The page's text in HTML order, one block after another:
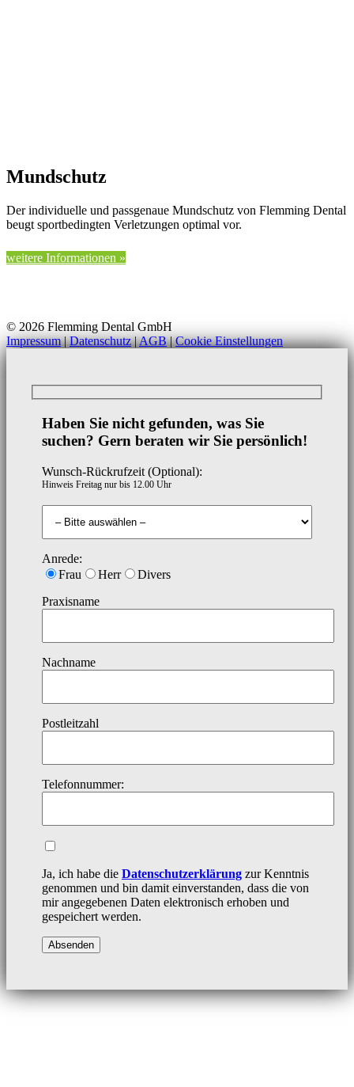
Mundschutz
Der individuelle und passgenaue Mundschutz von Flemming Dental
beugt sportbedingten Verletzungen optimal vor.
weitere Informationen »
© 2026 Flemming Dental GmbH
Impressum|Datenschutz|AGB|Cookie Einstellungen
Haben Sie nicht gefunden, was Sie
suchen? Gern beraten wir Sie persönlich!
Wunsch-Rückrufzeit (Optional):
Hinweis Freitag nur bis 12.00 Uhr
Anrede:
Frau
Herr
Divers
Praxisname
Nachname
Postleitzahl
Telefonnummer:
Ja, ich habe die Datenschutzerklärung zur Kenntnis
genommen und bin damit einverstanden, dass die von
mir angegebenen Daten elektronisch erhoben und
gespeichert werden.